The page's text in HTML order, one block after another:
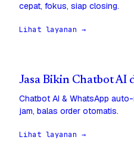
cepat, fokus, siap closing.
Lihat layanan →
Jasa Bikin Chatbot AI
Chatbot AI & WhatsApp
jam, balas order otomatis.
Lihat layanan →